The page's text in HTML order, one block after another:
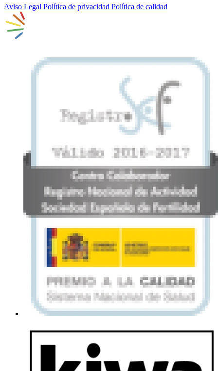
Aviso Legal Política de privacidad Política de calidad